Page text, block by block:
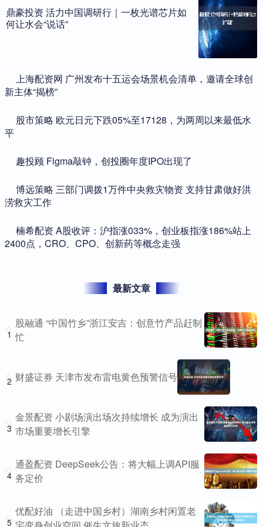
鼎豪投资 活力中国调研行｜一枚光谱芯片如
何让水会“说话”
​上海配资网 广州发布十五运会场景机会清单，邀请全球创
新主体“揭榜”
​股市策略 欧元日元下跌05%至17128，为两周以来最低水
平
​趣投顾 Figma敲钟，创投圈年度IPO出现了
​博远策略 三部门调拨1万件中央救灾物资 支持甘肃做好洪
涝救灾工作
​楠希配资 A股收评：沪指涨033%，创业板指涨186%站上
2400点，CRO、CPO、创新药等概念走强
最新文章
1
股融通 “中国竹乡”浙江安吉：创意竹产品赶制
忙
2 财盛证券 天津市发布雷电黄色预警信号
3
金景配资 小剧场演出场次持续增长 成为演出
市场重要增长引擎
4
通盈配资 DeepSeek公告：将大幅上调API服
务定价
5
优配好油 （走进中国乡村）湖南乡村闲置老